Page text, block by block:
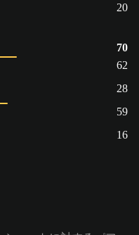
20
70
62
28
59
16